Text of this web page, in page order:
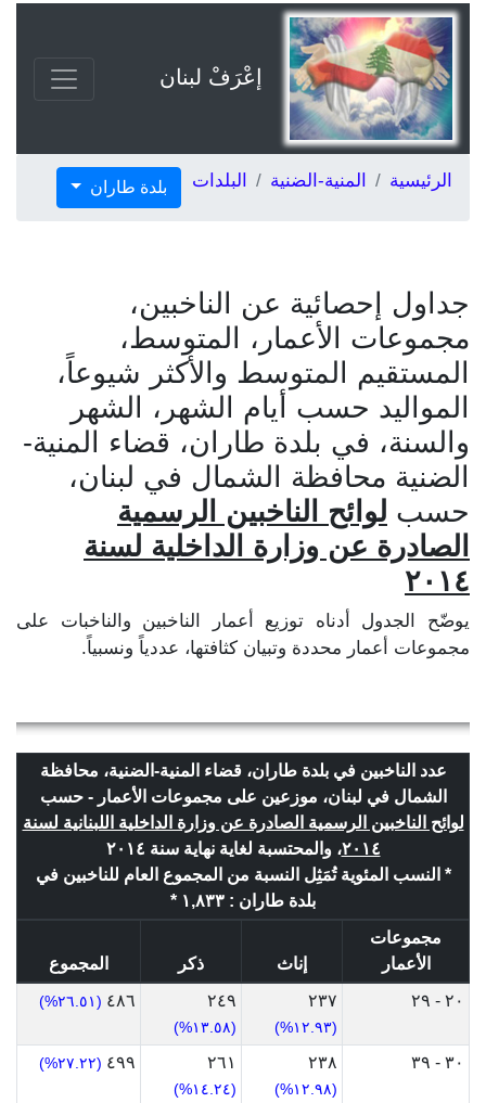
إعْرَفْ لبنان
الرئيسية المنية-الضنية البلدات بلدة طاران
جداول إحصائية عن الناخبين،
مجموعات الأعمار، المتوسط،
المستقيم المتوسط والأكثر شيوعاً،
المواليد حسب أيام الشهر، الشهر
والسنة، في بلدة طاران، قضاء المنية-
الضنية محافظة الشمال في لبنان،
حسب لوائح الناخبين الرسمية
الصادرة عن وزارة الداخلية لسنة
٢٠١٤
يوضّح الجدول أدناه توزيع أعمار الناخبين والناخبات على
مجموعات أعمار محددة وتبيان كثافتها، عددياً ونسبياً.
عدد الناخبين في بلدة طاران، قضاء المنية-الضنية، محافظة
الشمال في لبنان، موزعين على مجموعات الأعمار - حسب
لوائح الناخبين الرسمية الصادرة عن وزارة الداخلية اللبنانية لسنة
٢٠١٤، والمحتسبة لغاية نهاية سنة ٢٠١٤
* النسب المئوية تُمَثِل النسبة من المجموع العام للناخبين في
بلدة طاران : ١,٨٣٣ *
مجموعات
الأعمار
إناث ذكر
المجموع
٢٠ - ٢٩
٢٣٧
(١٢.٩٣%)
٢٤٩
(١٣.٥٨%)
٤٨٦ (٢٦.٥١%)
٣٠ - ٣٩ ٢٣٨
(١٢.٩٨%)
٢٦١
(١٤.٢٤%)
٤٩٩ (٢٧.٢٢%)